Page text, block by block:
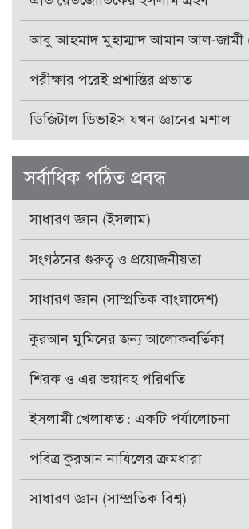
আবু আহমাদ মুহাম্মাদ আমান আল-জামী
পরীক্ষার পরেই প্রশান্তির প্রভাত
ডিজিটাল ডিভাইস যখন জ্ঞানের মশাল
সর্বাধিক পঠিত প্রবন্ধ
সাধারণ জ্ঞান (ইসলাম)
সংগঠনের গুরুত্ব ও প্রয়োজনীয়তা
সাধারণ জ্ঞান (সাম্প্রতিক বাংলাদেশ)
কুরআন মুমিনের জন্য আলোকবর্তিকা
শিরক ও এর ভয়াবহ পরিণতি
ইসলামী খেলাফত : একটি পর্যালোচনা
পবিত্র কুরআন নাযিলের ক্রমধারা
সাধারণ জ্ঞান (সাম্প্রতিক বিশ্ব)